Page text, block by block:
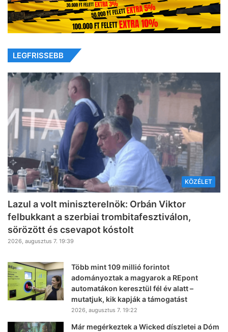
LEGFRISSEBB
KÖZÉLET
Lazul a volt miniszterelnök: Orbán Viktor
felbukkant a szerbiai trombitafesztiválon,
sörözött és csevapot kóstolt
2026, augusztus 7. 19:39
Több mint 109 millió forintot
adományoztak a magyarok a REpont
automatákon keresztül fél év alatt –
mutatjuk, kik kapják a támogatást
2026, augusztus 7. 19:22
Már megérkeztek a Wicked díszletei a Dóm